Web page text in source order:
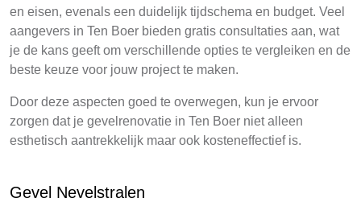
en eisen, evenals een duidelijk tijdschema en budget. Veel
aangevers in Ten Boer bieden gratis consultaties aan, wat
je de kans geeft om verschillende opties te vergleiken en de
beste keuze voor jouw project te maken.
Door deze aspecten goed te overwegen, kun je ervoor
zorgen dat je gevelrenovatie in Ten Boer niet alleen
esthetisch aantrekkelijk maar ook kosteneffectief is.
Gevel Nevelstralen